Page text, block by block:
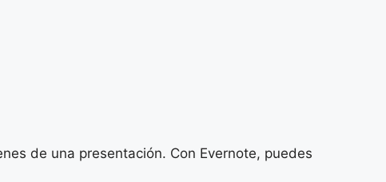
de una presentación. Con Evernote, puedes